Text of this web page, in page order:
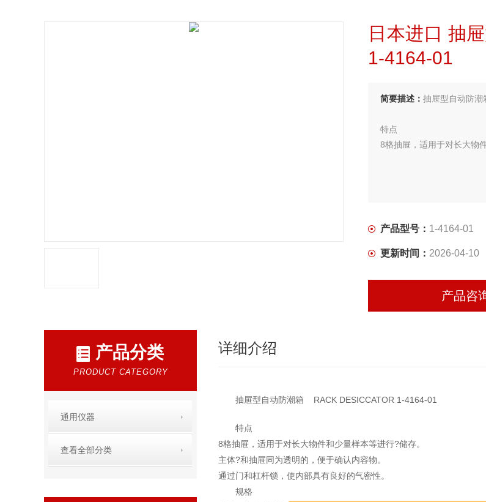
日本进口 抽
1-4164-01
简要描述： 抽屉型自动防潮
特点
8格抽屉，适用于对长大物
产品型号： 1-4164-01
更新时间： 2026-04-10
产品咨
产品分类
PRODUCT CATEGORY
通用仪器
查看全部分类
详细介绍
抽屉型自动防潮箱 RACK DESICCATOR 1-4164-01
特点
8格抽屉，适用于对长大物件和少量样本等进行?储存。
主体?和抽屉同为透明的，便于确认内容物。
通过门和杠杆锁，使内部具有良好的气密性。
规格